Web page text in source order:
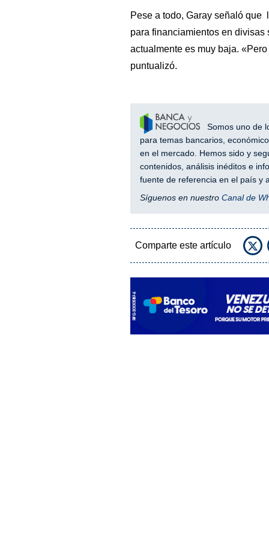
Pese a todo, Garay señaló que
para financiamientos en
actualmente es muy baja.
puntualizó.
Somos uno de
para temas bancarios,
en el mercado. Hemos sido y
contenidos, análisis inéditos e
fuente de referencia en el país y
Síguenos en nuestro Canal de
Comparte este artículo